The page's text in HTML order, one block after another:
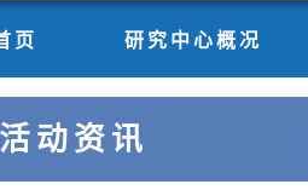
页 研究中心概况
活动资讯